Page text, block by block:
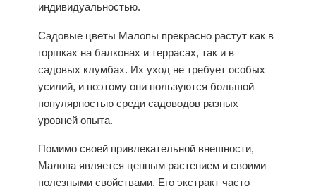
индивидуальностью.
Садовые цветы Малопы прекрасно растут как в
горшках на балконах и террасах, так и в
садовых клумбах. Их уход не требует особых
усилий, и поэтому они пользуются большой
популярностью среди садоводов разных
уровней опыта.
Помимо своей привлекательной внешности,
Малопа является ценным растением и своими
полезными свойствами. Его экстракт часто